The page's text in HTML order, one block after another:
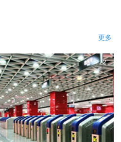
更多
2/2